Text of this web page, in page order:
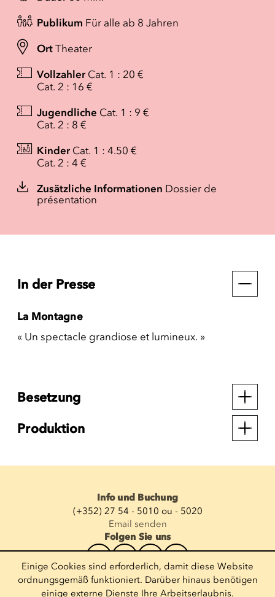
Publikum Für alle ab 8 Jahren
Ort Theater
Vollzahler Cat. 1 : 20 €
Cat. 2 : 16 €
Jugendliche Cat. 1 : 9 €
Cat. 2 : 8 €
Kinder Cat. 1 : 4.50 €
Cat. 2 : 4 €
Zusätzliche Informationen Dossier de
présentation
In der Presse
La Montagne
« Un spectacle grandiose et lumineux. »
Besetzung
Produktion
Info und Buchung
(+352) 27 54 - 5010 ou - 5020
Email senden
Folgen Sie uns
Newsletter abonnieren
E-Mail eingeben
Einige Cookies sind erforderlich, damit diese Website
ordnungsgemäß funktioniert. Darüber hinaus benötigen
einige externe Dienste Ihre Arbeitserlaubnis.